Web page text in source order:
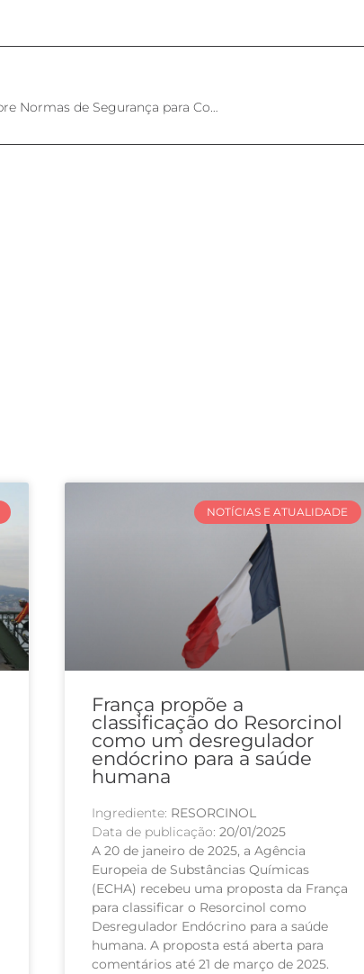
NOTÍCIAS E ATUALIDADE
França propõe a
classificação do Resorcinol
como um desregulador
endócrino para a saúde
humana
Ingrediente: RESORCINOL
Data de publicação:20/01/2025
A 20 de janeiro de 2025, a Agência
Europeia de Substâncias Químicas
(ECHA) recebeu uma proposta da França
para classificar o Resorcinol como
Desregulador Endócrino para a saúde
humana. A proposta está aberta para
comentários até 21 de março de 2025.